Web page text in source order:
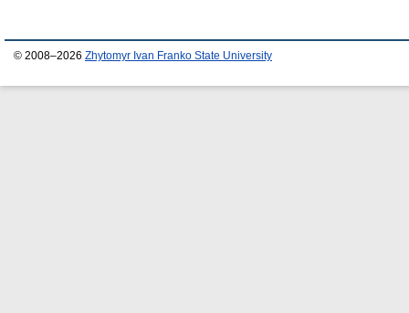
© 2008–2026 Zhytomyr Ivan Franko State University